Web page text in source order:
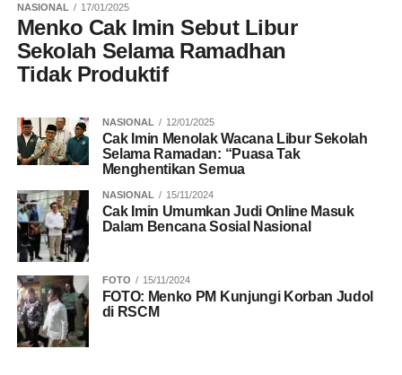
NASIONAL 17/01/2025
Menko Cak Imin Sebut Libur
Sekolah Selama Ramadhan
Tidak Produktif
NASIONAL 12/01/2025
Cak Imin Menolak Wacana Libur Sekolah
Selama Ramadan: “Puasa Tak
Menghentikan Semua
NASIONAL 15/11/2024
Cak Imin Umumkan Judi Online Masuk
Dalam Bencana Sosial Nasional
FOTO 15/11/2024
FOTO: Menko PM Kunjungi Korban Judol
di RSCM